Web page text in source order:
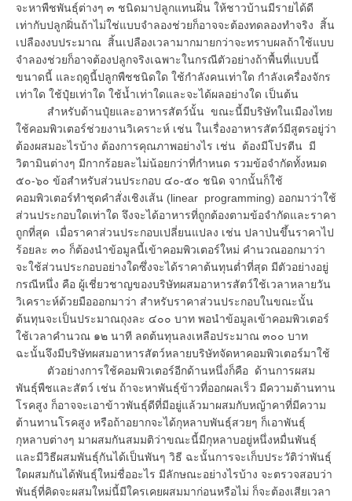
จะหาพืชพันธุ์ต่างๆ ๓ ชนิดมาปลูกแทนฝิ่น ให้ชาวบ้านมีรายได้ดี
เท่ากับปลูกฝิ่นถ้าไม่ใช่แบบจำลองช่วยก็อาจจะต้องทดลองทำจริง สิ้น
เปลืองงบประมาณ สิ้นเปลืองเวลามากมายกว่าจะทราบผลถ้าใช้แบบ
จำลองช่วยก็อาจต้องปลูกจริงเฉพาะในกรณีตัวอย่างถ้าพื้นที่แบบนี้
ขนาดนี้ และฤดูนี้ปลูกพืชชนิดใด ใช้กำลังคนเท่าใด กำลังเครื่องจักร
เท่าใด ใช้ปุ๋ยเท่าใด ใช้น้ำเท่าใดและจะได้ผลอย่างใด เป็นต้น
สำหรับด้านปุ๋ยและอาหารสัตว์นั้น ขณะนี้มีบริษัทในเมืองไทย
ใช้คอมพิวเตอร์ช่วยงานวิเคราะห์ เช่น ในเรื่องอาหารสัตว์มีสูตรอยู่ว่า
ต้องผสมอะไรบ้าง ต้องการคุณภาพอย่างไร เช่น ต้องมีโปรตีน มี
วิตามินต่างๆ มีกากร้อยละไม่น้อยกว่าที่กำหนด รวมข้อจำกัดทั้งหมด
๕๐-๖๐ ข้อสำหรับส่วนประกอบ ๔๐-๕๐ ชนิด จากนั้นก็ใช้
คอมพิวเตอร์ทำชุดคำสั่งเชิงเส้น (linear programming) ออกมาว่าใช้
ส่วนประกอบใดเท่าใด จึงจะได้อาหารที่ถูกต้องตามข้อจำกัดและราคา
ถูกที่สุด เมื่อราคาส่วนประกอบเปลี่ยนแปลง เช่น ปลาป่นขึ้นราคาไป
ร้อยละ ๓๐ ก็ต้องนำข้อมูลนี้เข้าคอมพิวเตอร์ใหม่ คำนวณออกมาว่า
จะใช้ส่วนประกอบอย่างใดซึ่งจะได้ราคาต้นทุนต่ำที่สุด มีตัวอย่างอยู่
กรณีหนึ่ง คือ ผู้เชี่ยวชาญของบริษัทผสมอาหารสัตว์ใช้เวลาหลายวัน
วิเคราะห์ด้วยมือออกมาว่า สำหรับราคาส่วนประกอบในขณะนั้น
ต้นทุนจะเป็นประมาณถุงละ ๔๐๐ บาท พอนำข้อมูลเข้าคอมพิวเตอร์
ใช้เวลาคำนวณ ๑๒ นาที ลดต้นทุนลงเหลือประมาณ ๓๐๐ บาท
ฉะนั้นจึงมีบริษัทผสมอาหารสัตว์หลายบริษัทจัดหาคอมพิวเตอร์มาใช้
ตัวอย่างการใช้คอมพิวเตอร์อีกด้านหนึ่งก็คือ ด้านการผสม
พันธุ์พืชและสัตว์ เช่น ถ้าจะหาพันธุ์ข้าวที่ออกผลเร็ว มีความต้านทาน
โรคสูง ก็อาจจะเอาข้าวพันธุ์ดีที่มีอยู่แล้วมาผสมกับหญ้าคาที่มีความ
ต้านทานโรคสูง หรือถ้าอยากจะได้กุหลาบพันธุ์สวยๆ ก็เอาพันธุ์
กุหลาบต่างๆ มาผสมกันสมมติว่าขณะนี้มีกุหลาบอยู่หนึ่งหมื่นพันธุ์
และมีวิธีผสมพันธุ์กันได้เป็นพันๆ วิธี ฉะนั้นการจะเก็บประวัติว่าพันธุ์
ใดผสมกันได้พันธุ์ใหม่ชื่ออะไร มีลักษณะอย่างไรบ้าง จะตรวจสอบว่า
พันธุ์ที่คิดจะผสมใหม่นี้มีใครเคยผสมมาก่อนหรือไม่ ก็จะต้องเสียเวลา